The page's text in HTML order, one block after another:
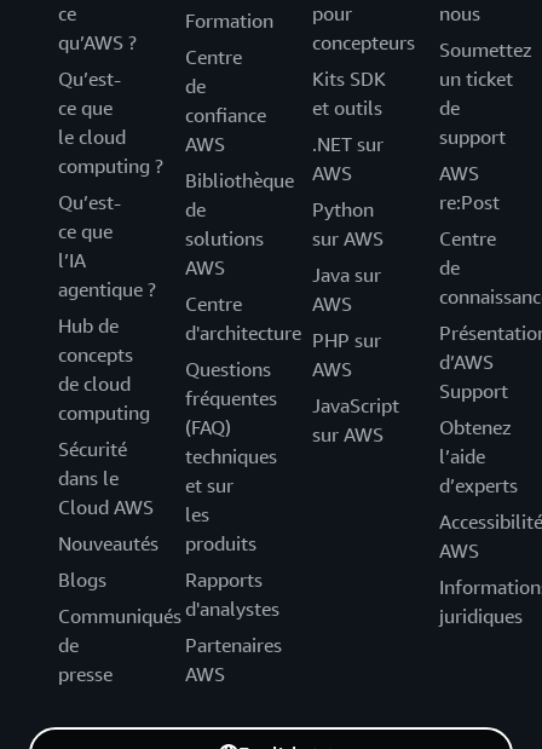
ce
qu’AWS ?
Qu’est-
ce que
le cloud
computing ?
Qu’est-
ce que
l’IA
agentique ?
Hub de
concepts
de cloud
computing
Sécurité
dans le
Cloud AWS
Nouveautés
Blogs
Communiqués
de
presse
Formation
Centre
de
confiance
AWS
Bibliothèque
de
solutions
AWS
Centre
d'architecture
Questions
fréquentes
(FAQ)
techniques
et sur
les
produits
Rapports
d'analystes
Partenaires
AWS
pour
concepteurs
Kits SDK
et outils
.NET sur
AWS
Python
sur AWS
Java sur
AWS
PHP sur
AWS
JavaScript
sur AWS
nous
Soumettez
un ticket
de
support
AWS
re:Post
Centre
de
d’AWS
Support
Obtenez
l’aide
d’experts
Accessibilité
AWS
juridiques